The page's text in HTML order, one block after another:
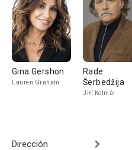
Gina Gershon
Lauren Graham
Rade
Šerbedžija
Jiří Kolmár
Dirección